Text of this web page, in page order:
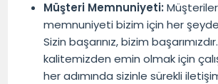
Müşteri Memnuniyeti:
memnuniyeti bizim için her
Sizin başarınız, bizim
kalitemizden emin olmak için
her adımında sizinle sürekli